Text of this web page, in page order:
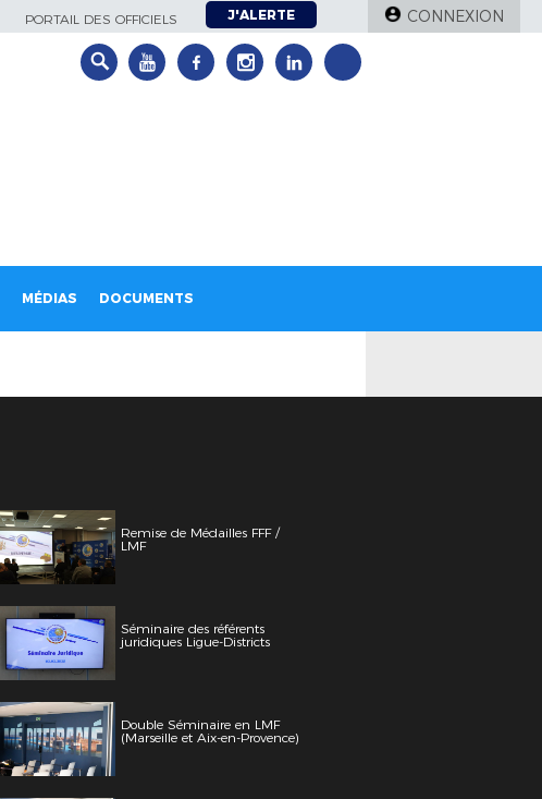
PORTAIL DES OFFICIELS J'ALERTE CONNEXION
MÉDIAS DOCUMENTS
Remise de Médailles FFF /
LMF
Séminaire des référents
juridiques Ligue-Districts
Double Séminaire en LMF
(Marseille et Aix-en-Provence)